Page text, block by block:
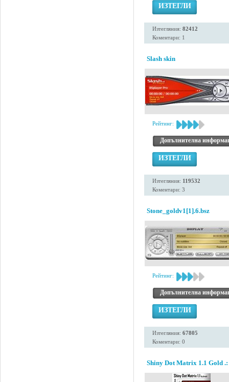
ИЗТЕГЛИ
Изтегляния: 82412
Коментари: 1
Slash skin
Рейтинг:
Допълнителна
ИЗТЕГЛИ
Изтегляния: 119532
Коментари: 3
Stone_goldv1[1].6.bsz
Рейтинг:
Допълнителна
ИЗТЕГЛИ
Изтегляния: 67805
Коментари: 0
Shiny Dot Matrix 1.1 Gold